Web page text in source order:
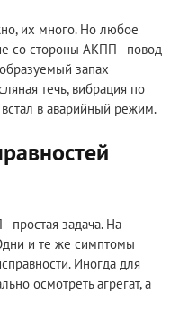
их много. Но любое
со стороны АКПП - повод
запах
течь, вибрация по
встал в аварийный режим.
простая задача. На
и те же симптомы
Иногда для
осмотреть агрегат, а